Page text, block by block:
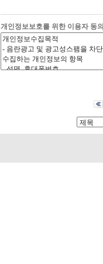
개인정보보호를 위한 이용자 동의